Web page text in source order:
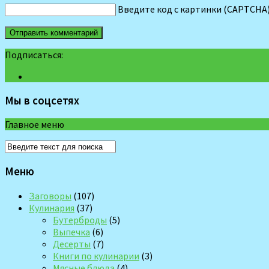
Введите код с картинки
Подписаться:
Мы в соцсетях
Главное меню
Меню
Заговоры (107)
Кулинария (37)
Бутерброды (5)
Выпечка (6)
Десерты (7)
Книги по кулинарии (3)